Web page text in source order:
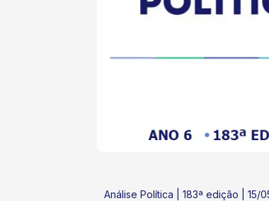
Análise Política | 183ª edição | 15/